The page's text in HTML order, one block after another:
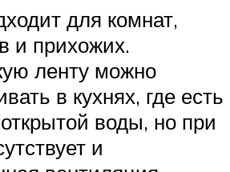
для комнат,
и прихожих.
ленту можно
в кухнях, где есть
воды, но при
и